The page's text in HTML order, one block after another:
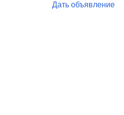
Дать объявление